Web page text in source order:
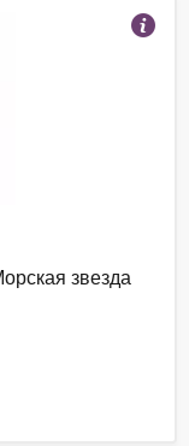
звезда